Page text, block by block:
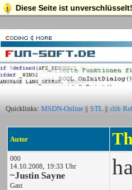
Diese Seite ist unverschlüsselt!
Quicklinks: MSDN-Online || STL || clib
Autor
000
14.10.2008, 19:33 Uhr
~Justin Sayne
Gast